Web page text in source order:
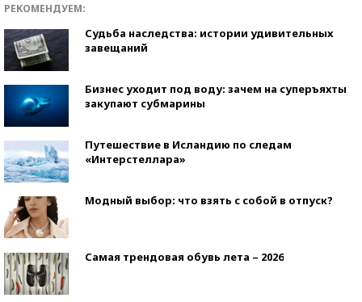
РЕКОМЕНДУЕМ:
Судьба наследства: истории удивительных
завещаний
Бизнес уходит под воду: зачем на суперъяхты
закупают субмарины
Путешествие в Исландию по следам
«Интерстеллара»
Модный выбор: что взять с собой в отпуск?
Самая трендовая обувь лета – 2026